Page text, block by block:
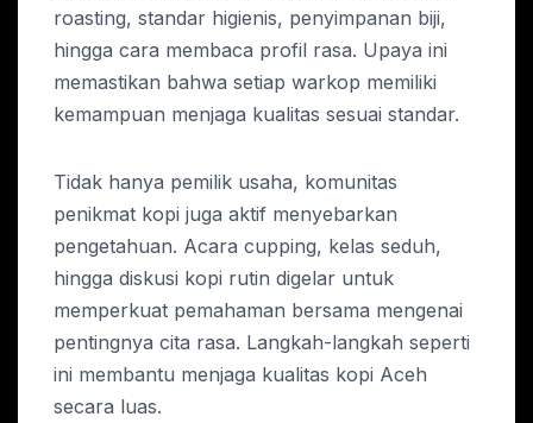
roasting, standar higienis, penyimpanan biji,
hingga cara membaca profil rasa. Upaya ini
memastikan bahwa setiap warkop memiliki
kemampuan menjaga kualitas sesuai standar.
Tidak hanya pemilik usaha, komunitas
penikmat kopi juga aktif menyebarkan
pengetahuan. Acara cupping, kelas seduh,
hingga diskusi kopi rutin digelar untuk
memperkuat pemahaman bersama mengenai
pentingnya cita rasa. Langkah-langkah seperti
ini membantu menjaga kualitas kopi Aceh
secara luas.